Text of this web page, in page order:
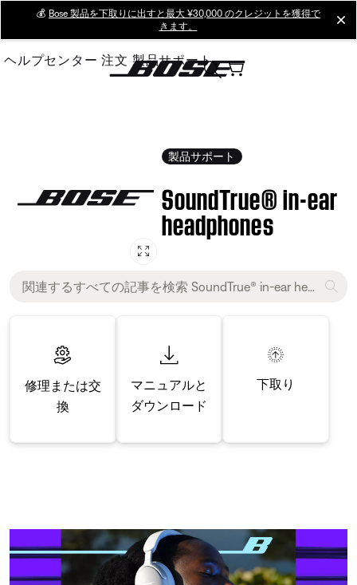
Main
💰 Bose 製品を下取りに出すと最大 ¥30,000 のクレジットを獲得で
きます。
ヘルプセンター 注文 製品サポート
製品サポート
SoundTrue® in-ear
headphones
修理または交
換
マニュアルと
ダウンロード
下取り